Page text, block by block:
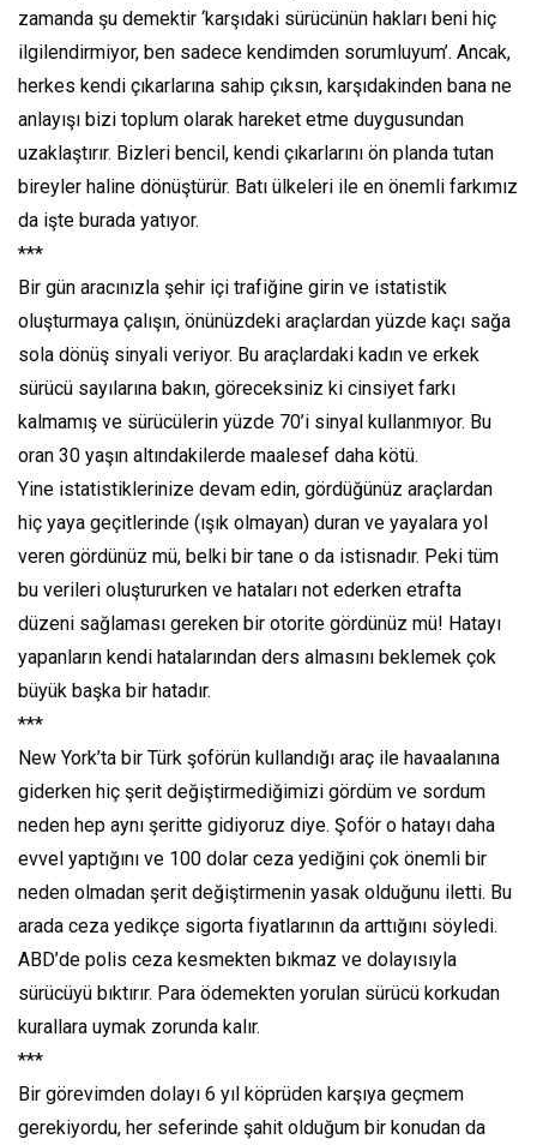
zamanda şu demektir ‘karşıdaki sürücünün hakları beni hiç
ilgilendirmiyor, ben sadece kendimden sorumluyum’. Ancak,
herkes kendi çıkarlarına sahip çıksın, karşıdakinden bana ne
anlayışı bizi toplum olarak hareket etme duygusundan
uzaklaştırır. Bizleri bencil, kendi çıkarlarını ön planda tutan
bireyler haline dönüştürür. Batı ülkeleri ile en önemli farkımız
da işte burada yatıyor.
***
Bir gün aracınızla şehir içi trafiğine girin ve istatistik
oluşturmaya çalışın, önünüzdeki araçlardan yüzde kaçı sağa
sola dönüş sinyali veriyor. Bu araçlardaki kadın ve erkek
sürücü sayılarına bakın, göreceksiniz ki cinsiyet farkı
kalmamış ve sürücülerin yüzde 70’i sinyal kullanmıyor. Bu
oran 30 yaşın altındakilerde maalesef daha kötü.
Yine istatistiklerinize devam edin, gördüğünüz araçlardan
hiç yaya geçitlerinde (ışık olmayan) duran ve yayalara yol
veren gördünüz mü, belki bir tane o da istisnadır. Peki tüm
bu verileri oluştururken ve hataları not ederken etrafta
düzeni sağlaması gereken bir otorite gördünüz mü! Hatayı
yapanların kendi hatalarından ders almasını beklemek çok
büyük başka bir hatadır.
***
New York’ta bir Türk şoförün kullandığı araç ile havaalanına
giderken hiç şerit değiştirmediğimizi gördüm ve sordum
neden hep aynı şeritte gidiyoruz diye. Şoför o hatayı daha
evvel yaptığını ve 100 dolar ceza yediğini çok önemli bir
neden olmadan şerit değiştirmenin yasak olduğunu iletti. Bu
arada ceza yedikçe sigorta fiyatlarının da arttığını söyledi.
ABD’de polis ceza kesmekten bıkmaz ve dolayısıyla
sürücüyü bıktırır. Para ödemekten yorulan sürücü korkudan
kurallara uymak zorunda kalır.
***
Bir görevimden dolayı 6 yıl köprüden karşıya geçmem
gerekiyordu, her seferinde şahit olduğum bir konudan da